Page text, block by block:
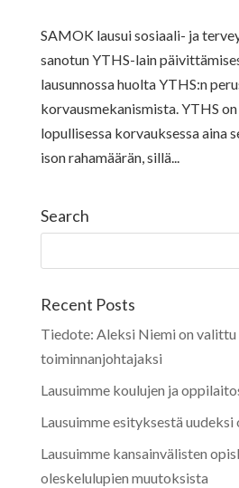
SAMOK lausui sosiaali- ja
sanotun YTHS-lain
lausunnossa huolta YTHS:n
korvausmekanismista. YTHS
lopullisessa korvauksessa aina
ison rahamäärän, sillä...
Search
Recent Posts
Tiedote: Aleksi Niemi on
toiminnanjohtajaksi
Lausuimme koulujen ja
Lausuimme esityksestä
Lausuimme kansainvälisten
oleskelulupien muutoksista